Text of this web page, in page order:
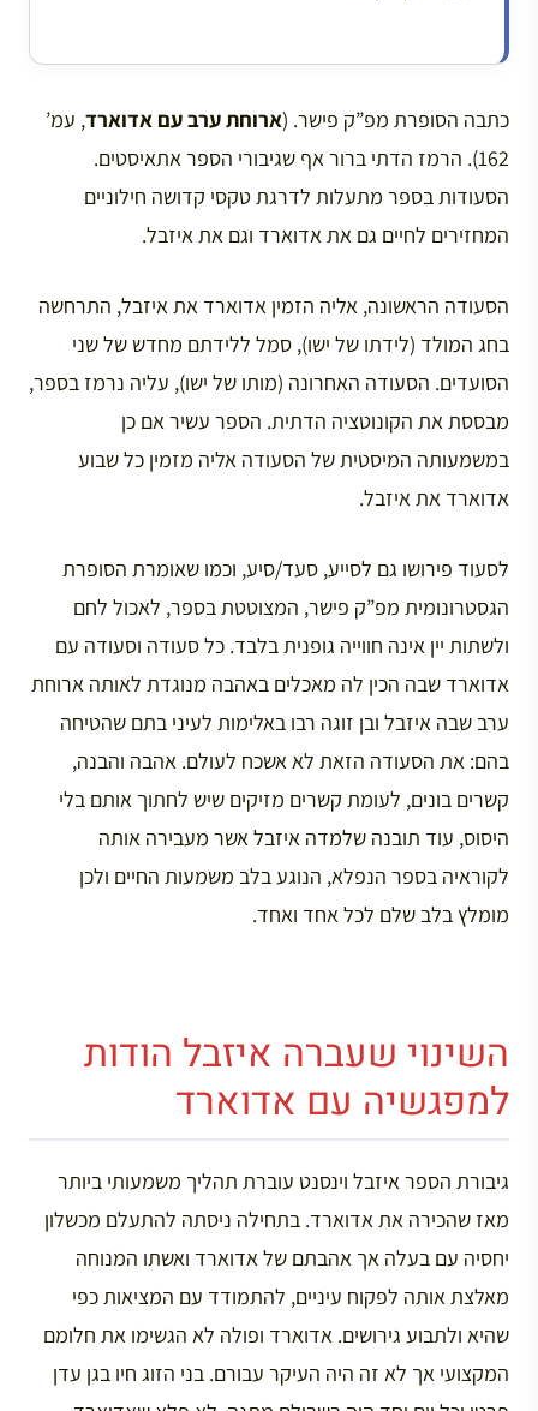
כתבה הסופרת מפ”ק פישר. (ארוחת ערב עם אדוארד, עמ’
162). הרמז הדתי ברור אף שגיבורי הספר אתאיסטים.
הסעודות בספר מתעלות לדרגת טקסי קדושה חילוניים
המחזירים לחיים גם את אדוארד וגם את איזבל.
הסעודה הראשונה, אליה הזמין אדוארד את איזבל, התרחשה
בחג המולד (לידתו של ישו), סמל ללידתם מחדש של שני
הסועדים. הסעודה האחרונה (מותו של ישו), עליה נרמז בספר,
מבססת את הקונוטציה הדתית. הספר עשיר אם כן
במשמעותה המיסטית של הסעודה אליה מזמין כל שבוע
אדוארד את איזבל.
לסעוד פירושו גם לסייע, סעד/סיע, וכמו שאומרת הסופרת
הגסטרונומית מפ”ק פישר, המצוטטת בספר, לאכול לחם
ולשתות יין אינה חווייה גופנית בלבד. כל סעודה וסעודה עם
אדוארד שבה הכין לה מאכלים באהבה מנוגדת לאותה ארוחת
ערב שבה איזבל ובן זוגה רבו באלימות לעיני בתם שהטיחה
בהם: את הסעודה הזאת לא אשכח לעולם. אהבה והבנה,
קשרים בונים, לעומת קשרים מזיקים שיש לחתוך אותם בלי
היסוס, עוד תובנה שלמדה איזבל אשר מעבירה אותה
לקוראיה בספר הנפלא, הנוגע בלב משמעות החיים ולכן
מומלץ בלב שלם לכל אחד ואחד.
השינוי שעברה איזבל הודות
למפגשיה עם אדוארד
גיבורת הספר איזבל וינסנט עוברת תהליך משמעותי ביותר
מאז שהכירה את אדוארד. בתחילה ניסתה להתעלם מכשלון
יחסיה עם בעלה אך אהבתם של אדוארד ואשתו המנוחה
מאלצת אותה לפקוח עיניים, להתמודד עם המציאות כפי
שהיא ולתבוע גירושים. אדוארד ופולה לא הגשימו את חלומם
המקצועי אך לא זה היה העיקר עבורם. בני הזוג חיו בגן עדן